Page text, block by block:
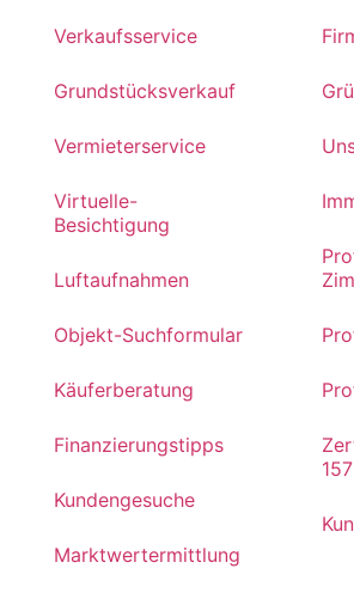
Verkaufsservice
Grundstücksverkauf
Vermieterservice
Virtuelle-
Besichtigung
Luftaufnahmen
Objekt-Suchformular
Käuferberatung
Finanzierungstipps
Kundengesuche
Marktwertermittlung